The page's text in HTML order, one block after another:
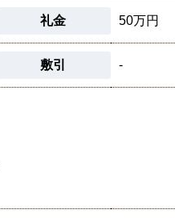
礼金 50万円
敷引 -